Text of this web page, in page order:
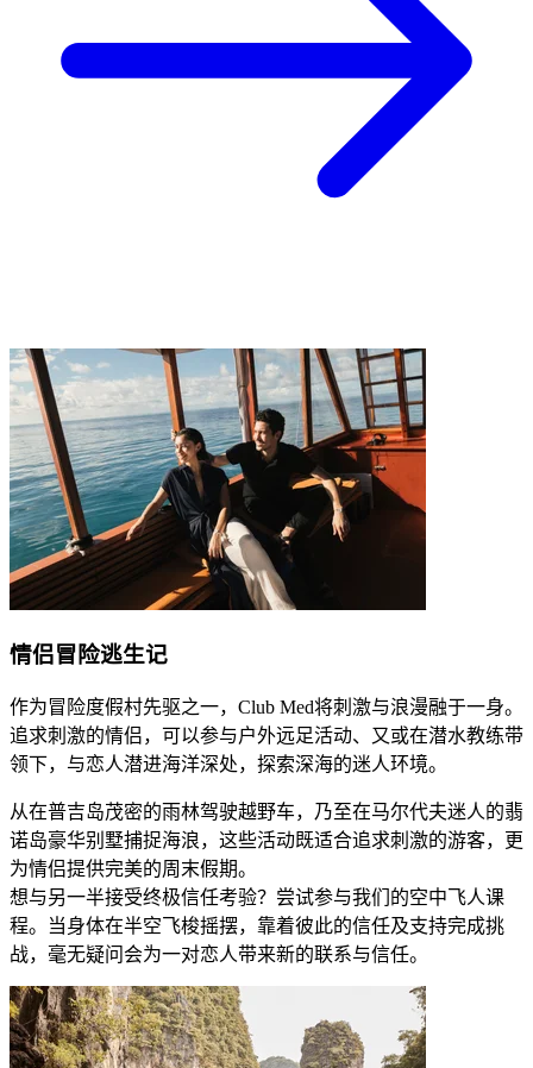
​​情侣冒险逃生记
​​作为冒险度假村先驱之一，Club Med将刺激与浪漫融于一身。
追求刺激的情侣，可以参与户外远足活动、又或在潜水教练带
领下，与恋人潜进海洋深处，探索深海的迷人环境。​
​​从在普吉岛茂密的雨林驾驶越野车，乃至在马尔代夫迷人的翡
诺岛豪华别墅捕捉海浪，这些活动既适合追求刺激的游客，更
为情侣提供完美的周末假期。​
​​想与另一半接受终极信任考验？尝试参与我们的空中飞人课
程。当身体在半空飞梭摇摆，靠着彼此的信任及支持完成挑
战，毫无疑问会为一对恋人带来新的联系与信任。​